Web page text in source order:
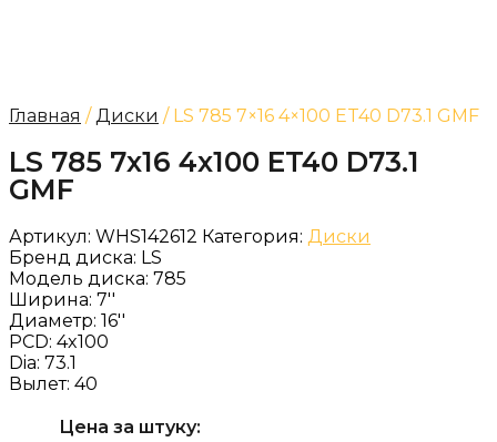
Главная /Диски / LS 785 7×16 4×100 ET40 D73.1 GMF
LS 785 7x16 4x100 ET40 D73.1
GMF
Артикул: WHS142612 Категория: Диски
Бренд диска: LS
Модель диска: 785
Ширина: 7''
Диаметр: 16''
PCD: 4x100
Dia: 73.1
Вылет: 40
Цена за штуку: